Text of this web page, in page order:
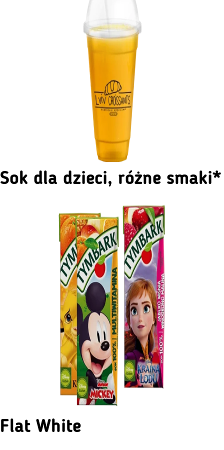
Sok dla dzieci, różne smaki*
Flat White